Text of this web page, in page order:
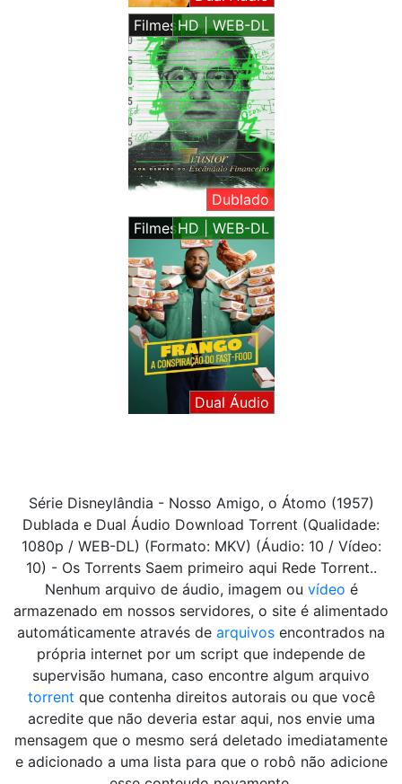
FilmesHD | WEB-DL
Dublado
FilmesHD | WEB-DL
Dual Áudio
Série Disneylândia - Nosso Amigo, o Átomo (1957)
Dublada e Dual Áudio Download Torrent (Qualidade:
1080p / WEB-DL) (Formato: MKV) (Áudio: 10 / Vídeo:
10) - Os Torrents Saem primeiro aqui Rede Torrent..
Nenhum arquivo de áudio, imagem ou vídeo é
armazenado em nossos servidores, o site é alimentado
automáticamente através de arquivos encontrados na
própria internet por um script que independe de
supervisão humana, caso encontre algum arquivo
torrent que contenha direitos autorais ou que você
acredite que não deveria estar aqui, nos envie uma
mensagem que o mesmo será deletado imediatamente
e adicionado a uma lista para que o robô não adicione